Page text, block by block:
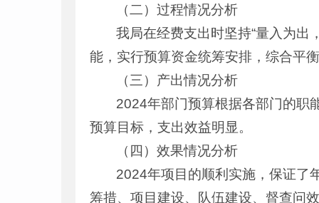
（二）过程情况分析
我局在经费支出时坚持“量入为出
能，实行预算资金统筹安排，综合平
（三）产出情况分析
2024年部门预算根据各部门的职
预算目标，支出效益明显。
（四）效果情况分析
2024年项目的顺利实施，保证了
筹措、项目建设、队伍建设、督查问